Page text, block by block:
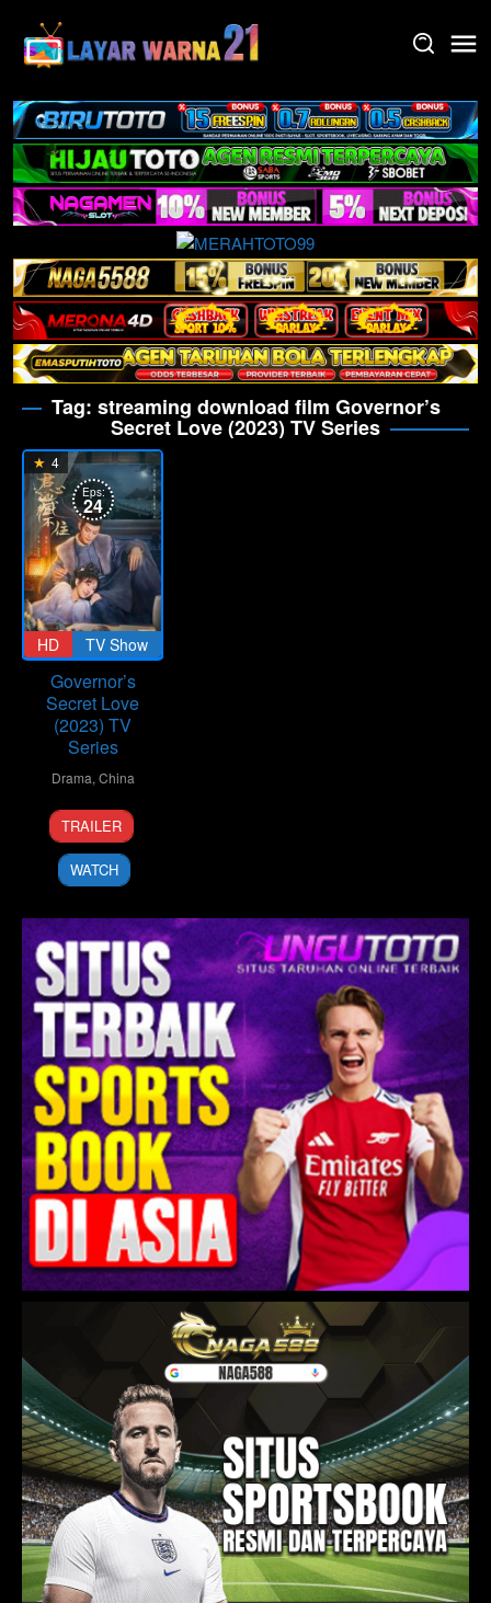
content
Tag: streaming download film Governor’s
Secret Love (2023) TV Series
4
HD
Eps:
24
TV Show
Governor’s
Secret Love
(2023) TV
Series
Drama, China
27
Dec
2023
Sun
Jia
Yang
TRAILER
WATCH